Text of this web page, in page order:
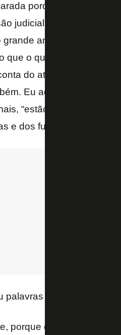
porque ninguém
judicial”. Então, se
ano de 2024, por
que o que serve para o
do atleta, colocaram
Eu acho que tem a
“estão me
e dos funcionários” –
palavras elogiosas para o
porque ele fez uma